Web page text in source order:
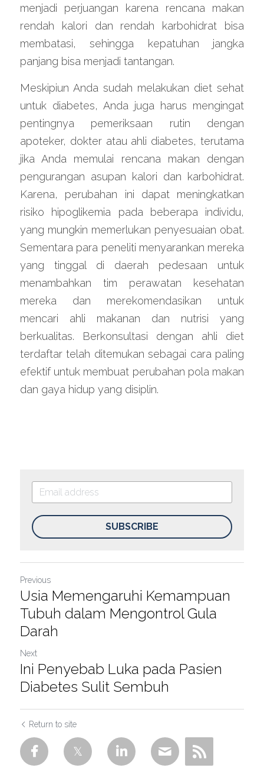
menjadi perjuangan karena rencana makan
rendah kalori dan rendah karbohidrat bisa
membatasi, sehingga kepatuhan jangka
panjang bisa menjadi tantangan.
Meskipiun Anda sudah melakukan diet sehat
untuk diabetes, Anda juga harus mengingat
pentingnya pemeriksaan rutin dengan
apoteker, dokter atau ahli diabetes, terutama
jika Anda memulai rencana makan dengan
pengurangan asupan kalori dan karbohidrat.
Karena, perubahan ini dapat meningkatkan
risiko hipoglikemia pada beberapa individu,
yang mungkin memerlukan penyesuaian obat.
Sementara para peneliti menyarankan mereka
yang tinggal di daerah pedesaan untuk
menambahkan tim perawatan kesehatan
mereka dan merekomendasikan untuk
mencari ahli makanan dan nutrisi yang
berkualitas. Berkonsultasi dengan ahli diet
terdaftar telah ditemukan sebagai cara paling
efektif untuk membuat perubahan pola makan
dan gaya hidup yang disiplin.
SUBSCRIBE
Previous
Usia Memengaruhi Kemampuan
Tubuh dalam Mengontrol Gula
Darah
Next
Ini Penyebab Luka pada Pasien
Diabetes Sulit Sembuh
Return to site